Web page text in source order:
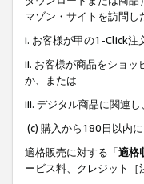
マゾン・サイトを訪問し
i. お客様が甲の1-Click注
ii. お客様が商品をショッ
か、または
iii. デジタル商品に関連
(c) 購入から180日以内
適格販売に対する「適格
ービス料、クレジット